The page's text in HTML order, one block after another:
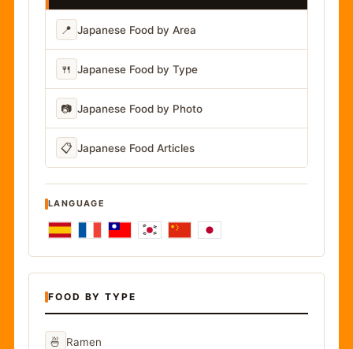
📍 Japanese Food by Area
🍴 Japanese Food by Type
📷 Japanese Food by Photo
📋 Japanese Food Articles
LANGUAGE
FOOD BY TYPE
🍜 Ramen